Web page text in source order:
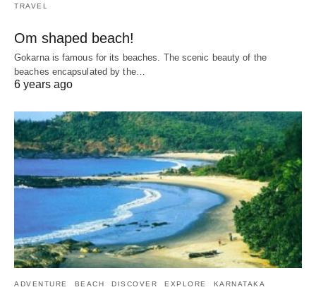
TRAVEL
Om shaped beach!
Gokarna is famous for its beaches. The scenic beauty of the
beaches encapsulated by the…
6 years ago
ADVENTURE BEACH DISCOVER EXPLORE KARNATAKA